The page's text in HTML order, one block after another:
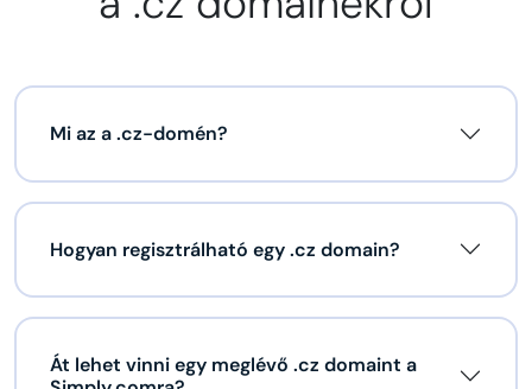
Mi az a .cz-domén?
Hogyan regisztrálható egy .cz domain?
Át lehet vinni egy meglévő .cz domaint a